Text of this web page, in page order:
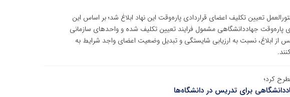
تعیین تکلیف اعضای قراردادی پاره‌وقت این نهاد ابلاغ شد؛ بر اساس این
پاره‌وقت جهاددانشگاهی مشمول فرایند تعیین تکلیف شده و واحدهای سازمانی
ابلاغ، نسبت به ارزیابی شایستگی و تبدیل وضعیت اعضای واجد شرایط به
کرد؛
برای تدریس در دانشگاه‌ها